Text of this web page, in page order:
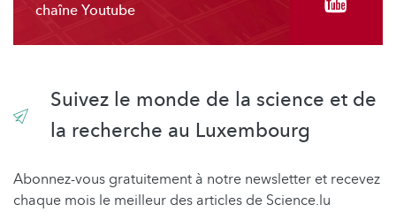
chaîne Youtube
Suivez le monde de la science et de
la recherche au Luxembourg
Abonnez-vous gratuitement à notre newsletter et recevez
chaque mois le meilleur des articles de Science.lu